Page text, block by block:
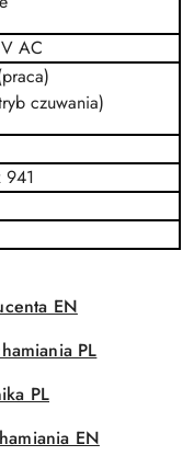
AC
czuwania)
EN
PL
PL
EN